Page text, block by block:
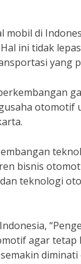
mobil di
ini tidak
yang
otomotif
bisnis
teknologi
agar tetap
diminati